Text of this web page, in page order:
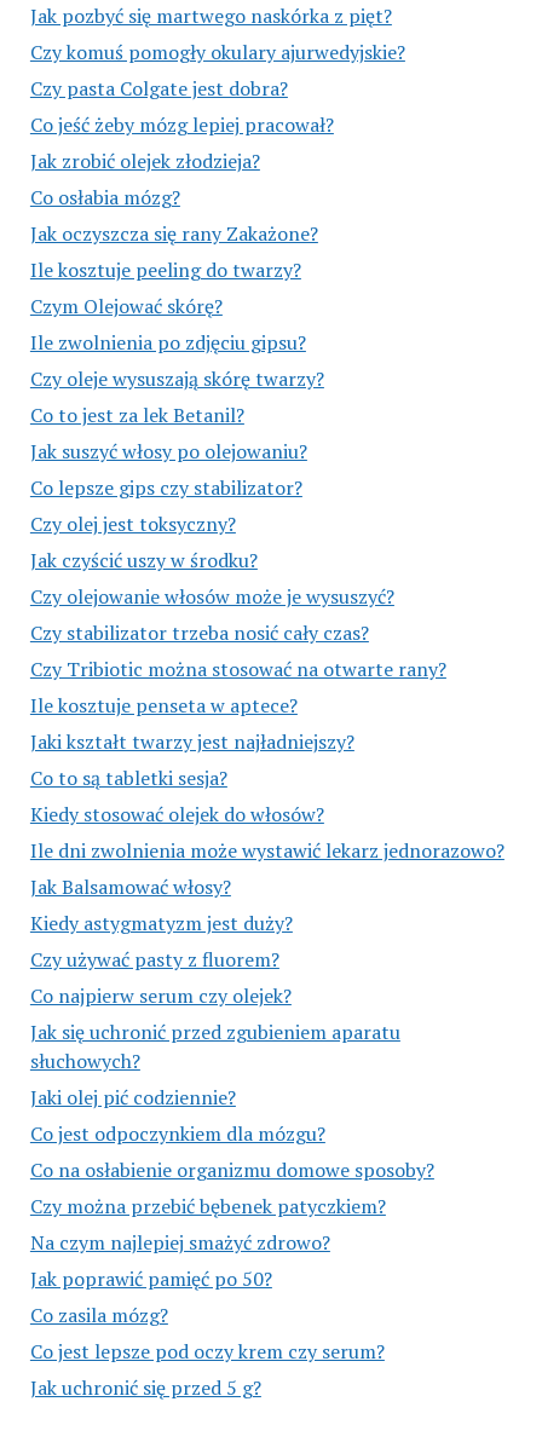
Jak pozbyć się martwego naskórka z pięt?
Czy komuś pomogły okulary ajurwedyjskie?
Czy pasta Colgate jest dobra?
Co jeść żeby mózg lepiej pracował?
Jak zrobić olejek złodzieja?
Co osłabia mózg?
Jak oczyszcza się rany Zakażone?
Ile kosztuje peeling do twarzy?
Czym Olejować skórę?
Ile zwolnienia po zdjęciu gipsu?
Czy oleje wysuszają skórę twarzy?
Co to jest za lek Betanil?
Jak suszyć włosy po olejowaniu?
Co lepsze gips czy stabilizator?
Czy olej jest toksyczny?
Jak czyścić uszy w środku?
Czy olejowanie włosów może je wysuszyć?
Czy stabilizator trzeba nosić cały czas?
Czy Tribiotic można stosować na otwarte rany?
Ile kosztuje penseta w aptece?
Jaki kształt twarzy jest najładniejszy?
Co to są tabletki sesja?
Kiedy stosować olejek do włosów?
Ile dni zwolnienia może wystawić lekarz jednorazowo?
Jak Balsamować włosy?
Kiedy astygmatyzm jest duży?
Czy używać pasty z fluorem?
Co najpierw serum czy olejek?
Jak się uchronić przed zgubieniem aparatu
słuchowych?
Jaki olej pić codziennie?
Co jest odpoczynkiem dla mózgu?
Co na osłabienie organizmu domowe sposoby?
Czy można przebić bębenek patyczkiem?
Na czym najlepiej smażyć zdrowo?
Jak poprawić pamięć po 50?
Co zasila mózg?
Co jest lepsze pod oczy krem czy serum?
Jak uchronić się przed 5 g?